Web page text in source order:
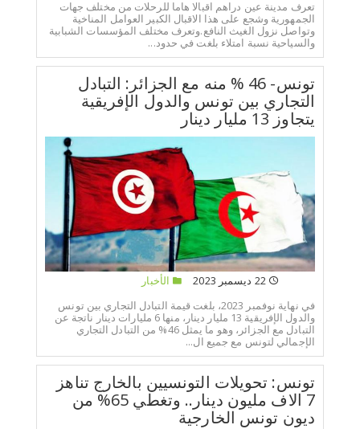
تعرف مدينة عين دراهم اقبالا هاما للرحلات من مختلف جهات
الجمهورية وشجع على هذا الاقبال الكبير العوامل المناخية
وتواصل نزول الغيث النافع.وتعرف مختلف المؤسسات الشبابية
والسياحية نسبة امتلاء بلغت في حدود...
تونس- 46 % منه مع الجزائر: التبادل
التجاري بين تونس والدول الإفريقية
يتجاوز 13 مليار دينار
22 ديسمبر 2023
الأخبار
في نهاية نوفمبر 2023، بلغت قيمة التبادل التجاري بين تونس
والدول الإفريقية 13 مليار دينار، منها 6 مليارات دينار ناتجة عن
التبادل مع الجزائر، وهو ما يمثل 46% من التبادل التجاري
الإجمالي لتونس مع جميع ال...
تونس: تحويلات التونسيين بالخارج تناهز
7 الاف مليون دينار.. وتغطي 65% من
ديون تونس الخارجية